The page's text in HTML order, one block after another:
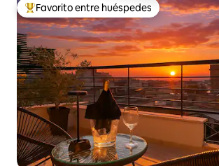
De los mejores en Favorito entre
Favorito entre huéspedes